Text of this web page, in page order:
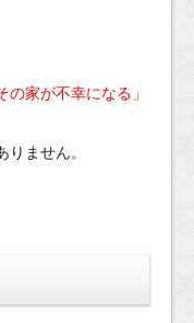
の家が不幸になる」
ません。